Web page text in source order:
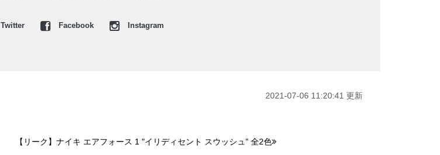
Twitter Facebook Instagram
2021-07-06 11:20:41 更新
【リーク】ナイキ エアフォース 1 "イリディセント スウッシュ" 全2色